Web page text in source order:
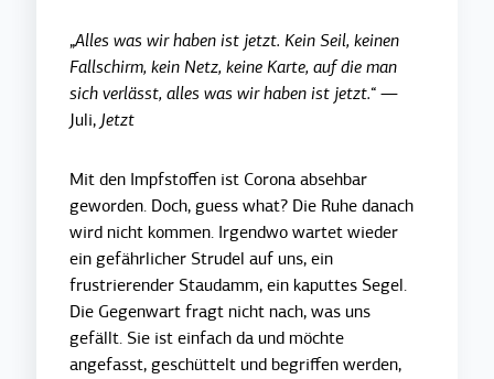
„Alles was wir haben ist jetzt. Kein Seil, keinen
Fallschirm, kein Netz, keine Karte, auf die man
sich verlässt, alles was wir haben ist jetzt.“ —
Juli,Jetzt
Mit den Impfstoffen ist Corona absehbar
geworden. Doch, guess what? Die Ruhe danach
wird nicht kommen. Irgendwo wartet wieder
ein gefährlicher Strudel auf uns, ein
frustrierender Staudamm, ein kaputtes Segel.
Die Gegenwart fragt nicht nach, was uns
gefällt. Sie ist einfach da und möchte
angefasst, geschüttelt und begriffen werden,